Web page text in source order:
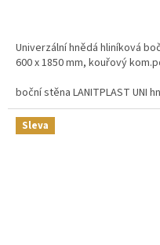
Univerzální hnědá hliníková
600 x 1850 mm, kouřový
boční stěna LANITPLAST UNI
Sleva